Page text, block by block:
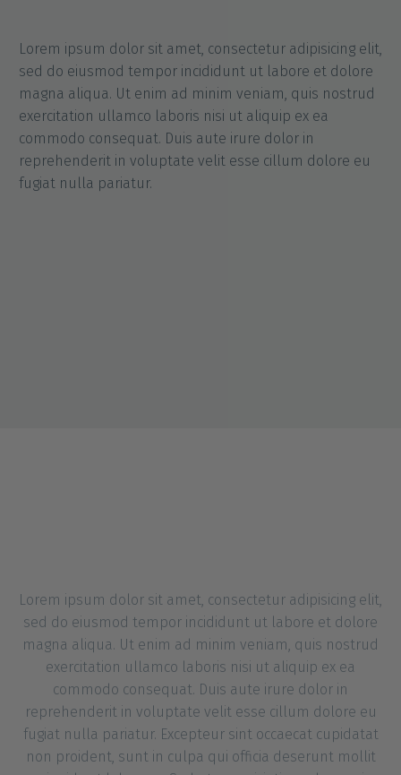
Lorem ipsum dolor sit amet, consectetur adipisicing elit,
sed do eiusmod tempor incididunt ut labore et dolore
magna aliqua. Ut enim ad minim veniam, quis nostrud
exercitation ullamco laboris nisi ut aliquip ex ea
commodo consequat. Duis aute irure dolor in
reprehenderit in voluptate velit esse cillum dolore eu
fugiat nulla pariatur.
Lorem ipsum dolor sit amet, consectetur adipisicing elit,
sed do eiusmod tempor incididunt ut labore et dolore
magna aliqua. Ut enim ad minim veniam, quis nostrud
exercitation ullamco laboris nisi ut aliquip ex ea
commodo consequat. Duis aute irure dolor in
reprehenderit in voluptate velit esse cillum dolore eu
fugiat nulla pariatur. Excepteur sint occaecat cupidatat
non proident, sunt in culpa qui officia deserunt mollit